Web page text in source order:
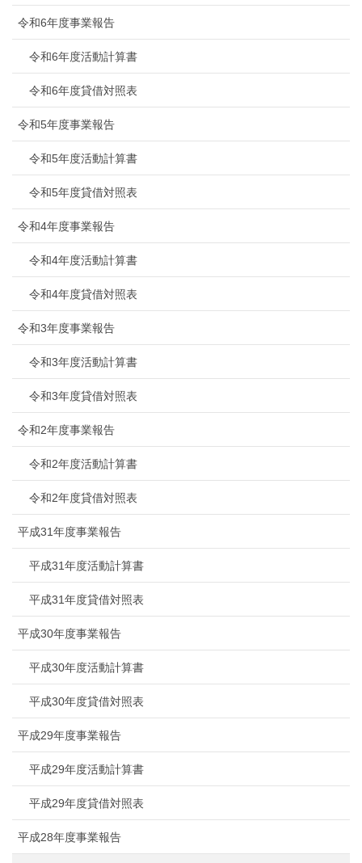
令和6年度事業報告
令和6年度活動計算書
令和6年度貸借対照表
令和5年度事業報告
令和5年度活動計算書
令和5年度貸借対照表
令和4年度事業報告
令和4年度活動計算書
令和4年度貸借対照表
令和3年度事業報告
令和3年度活動計算書
令和3年度貸借対照表
令和2年度事業報告
令和2年度活動計算書
令和2年度貸借対照表
平成31年度事業報告
平成31年度活動計算書
平成31年度貸借対照表
平成30年度事業報告
平成30年度活動計算書
平成30年度貸借対照表
平成29年度事業報告
平成29年度活動計算書
平成29年度貸借対照表
平成28年度事業報告